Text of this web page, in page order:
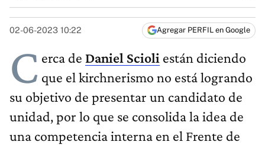
02-06-2023 10:22 Agregar PERFIL en Google
C erca de Daniel Scioli están diciendo
que el kirchnerismo no está logrando
su objetivo de presentar un candidato de
unidad, por lo que se consolida la idea de
una competencia interna en el Frente de